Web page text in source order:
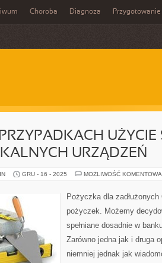
Choroba Diagnoza Przygotowanie
UŻYCIE
URZĄDZEŃ
GRU - 16 - 2025 MOŻLIWOŚĆ
Pożyczka dla
pożyczek. Możemy
spełniane dosadnie w
Zarówno jedna jak i druga
niemniej jednak jak